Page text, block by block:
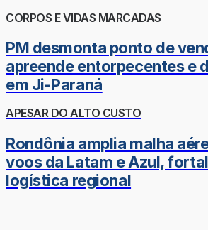
CORPOS E VIDAS MARCADAS
PM desmonta ponto de
apreende entorpecentes e
em Ji-Paraná
APESAR DO ALTO CUSTO
Rondônia amplia malha
voos da Latam e Azul,
logística regional